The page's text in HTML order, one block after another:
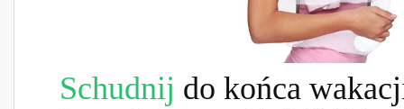
Schudnij do końca